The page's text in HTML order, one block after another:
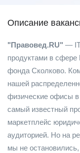
Описание
"Правовед.RU" —
продуктами в сфере
фонда Сколково.
нашей
физические офисы
самый известный
маркетплейс
аудиторией. Но на
мы не